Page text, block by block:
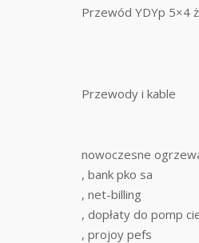
Przewód YDYp 5×4
Przewody i kable
nowoczesne
, bank pko sa
, net-billing
, dopłaty do pomp
, projoy pefs